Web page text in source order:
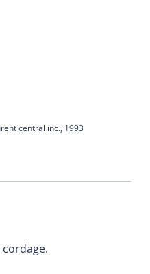
central inc., 1993